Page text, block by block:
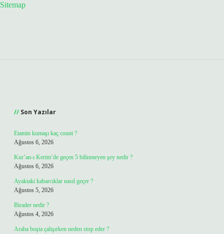
Sitemap
Son Yazılar
Etamin kumaşı kaç count ?
Ağustos 6, 2026
Kur’an-ı Kerim’de geçen 5 bilinmeyen şey nedir ?
Ağustos 6, 2026
Ayaktaki kabarcıklar nasıl geçer ?
Ağustos 5, 2026
Birader nedir ?
Ağustos 4, 2026
Araba boşta çalışırken neden stop eder ?